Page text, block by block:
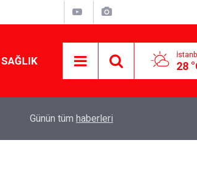
SAĞLIK 28
yapmanın sırrı
Günün tüm haberleri